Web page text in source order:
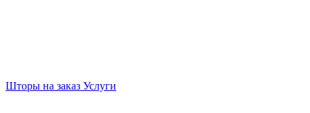
Шторы на заказ Услуги